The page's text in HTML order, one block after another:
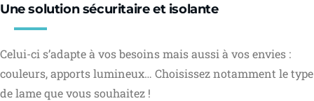
Une solution sécuritaire et isolante
Celui-ci s’adapte à vos besoins mais aussi à vos envies :
couleurs, apports lumineux… Choisissez notamment le type
de lame que vous souhaitez !